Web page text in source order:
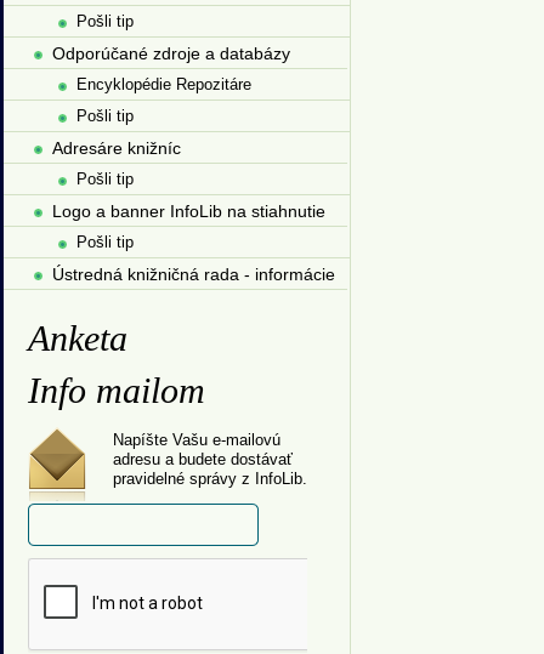
Pošli tip
Odporúčané zdroje a databázy
Encyklopédie Repozitáre
Pošli tip
Adresáre knižníc
Pošli tip
Logo a banner InfoLib na stiahnutie
Pošli tip
Ústredná knižničná rada - informácie
Anketa
Info mailom
Napíšte Vašu e-mailovú
adresu a budete dostávať
pravidelné správy z InfoLib.